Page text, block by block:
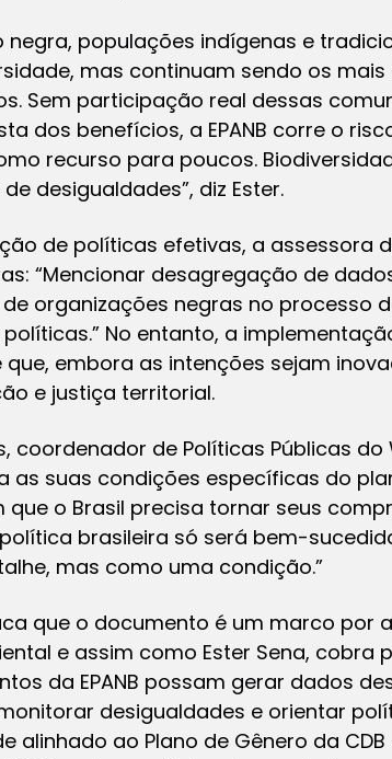
negra, populações indígenas e
mas continuam sendo os
Sem participação real dessas
dos benefícios, a EPANB corre o
recurso para poucos.
desigualdades”, diz Ester.
de políticas efetivas, a assessora
“Mencionar desagregação de
organizações negras no processo
No entanto, a
que, embora as intenções sejam
e justiça territorial.
coordenador de Políticas Públicas
as suas condições específicas do
que o Brasil precisa tornar seus
brasileira só será bem-
mas como uma condição.”
que o documento é um marco por
e assim como Ester Sena, cobra
da EPANB possam gerar dados
desigualdades e orientar
alinhado ao Plano de Gênero da